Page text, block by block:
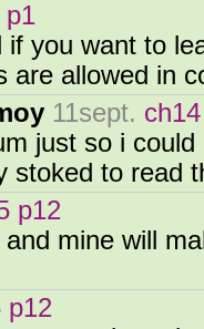
p1
you want to
are allowed in
11sept.
just so i
stoked to read
p12
mine will
p12